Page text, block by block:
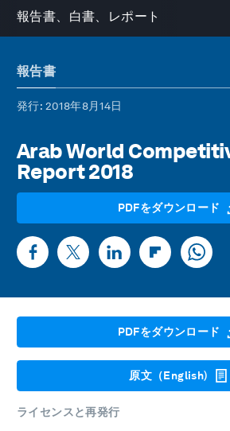
報告書、白書、レポート
報告書
発行: 2018年8月14日
Arab World
Report 2018
PDFをダウンロード
PDFをダウンロード
原文（English)
ライセンスと再発行